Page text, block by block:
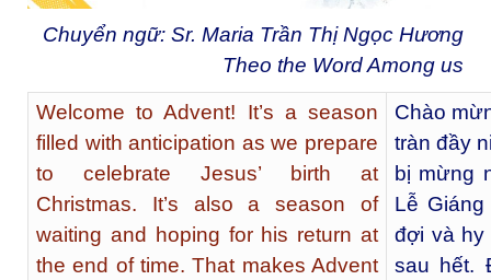
Chuyển ngữ: Sr. Maria Trần Thị Ngọc Hương
Theo the Word Among us
Welcome to Advent! It’s a season
filled with anticipation as we prepare
to celebrate Jesus’ birth at
Christmas. It’s also a season of
waiting and hoping for his return at
the end of time. That makes Advent
Chào
tràn đầy
bị mừng
Lễ
đợi và hy
sau hết.